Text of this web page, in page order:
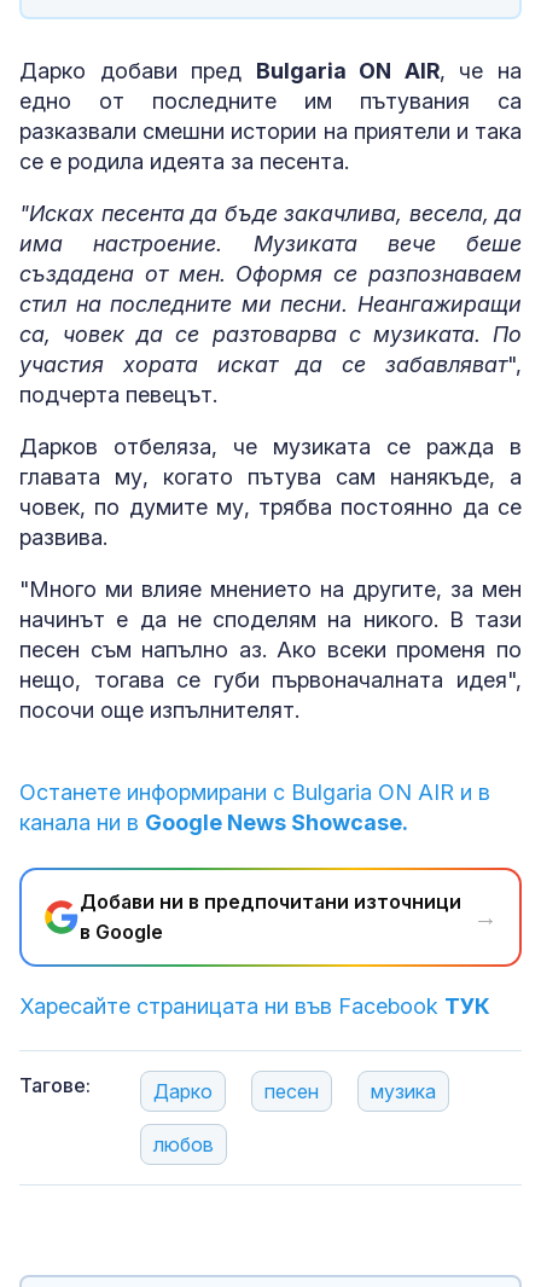
Дарко добави пред Bulgaria ON AIR, че на
едно от последните им пътувания са
разказвали смешни истории на приятели и така
се е родила идеята за песента.
"Исках песента да бъде закачлива, весела, да
има настроение. Музиката вече беше
създадена от мен. Оформя се разпознаваем
стил на последните ми песни. Неангажиращи
са, човек да се разтоварва с музиката. По
участия хората искат да се забавляват",
подчерта певецът.
Дарков отбеляза, че музиката се ражда в
главата му, когато пътува сам нанякъде, а
човек, по думите му, трябва постоянно да се
развива.
"Много ми влияе мнението на другите, за мен
начинът е да не споделям на никого. В тази
песен съм напълно аз. Ако всеки променя по
нещо, тогава се губи първоначалната идея",
посочи още изпълнителят.
Останете информирани с Bulgaria ON AIR и в
канала ни в Google News Showcase.
Добави ни в предпочитани източници
в Google
→
Харесайте страницата ни във Facebook ТУК
Тагове: Дарко песен музика
любов